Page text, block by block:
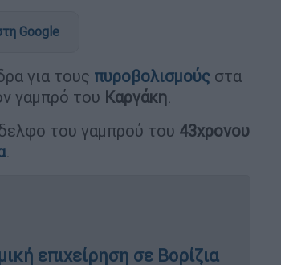
Google
για τους πυροβολισμούς στα
γαμπρό του Καργάκη.
του γαμπρού του 43χρονου
.
επιχείρηση σε Βορίζια